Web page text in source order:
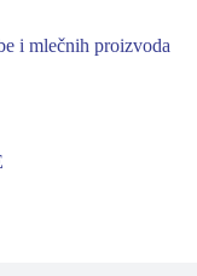
i mlečnih proizvoda